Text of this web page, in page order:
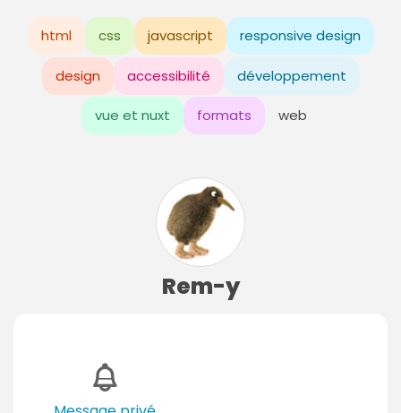
html css javascript responsive design
design accessibilité développement
vue et nuxt formats web
Rem-y